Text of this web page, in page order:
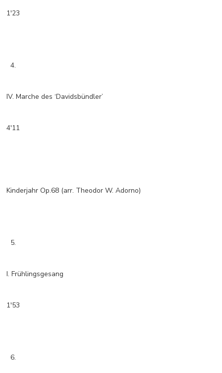
1'23
4.
IV. Marche des ‘Davidsbündler’
4'11
Kinderjahr Op.68 (arr. Theodor W. Adorno)
5.
I. Frühlingsgesang
1'53
6.